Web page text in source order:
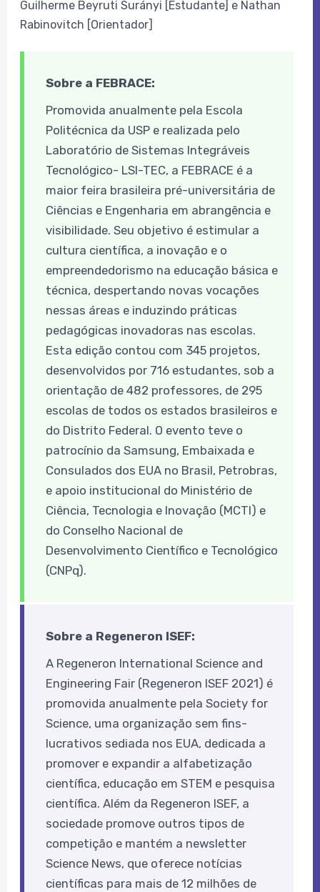
Guilherme Beyruti Surányi [Estudante] e Nathan
Rabinovitch [Orientador]
Sobre a FEBRACE:
Promovida anualmente pela Escola
Politécnica da USP e realizada pelo
Laboratório de Sistemas Integráveis
Tecnológico- LSI-TEC, a FEBRACE é a
maior feira brasileira pré-universitária de
Ciências e Engenharia em abrangência e
visibilidade. Seu objetivo é estimular a
cultura científica, a inovação e o
empreendedorismo na educação básica e
técnica, despertando novas vocações
nessas áreas e induzindo práticas
pedagógicas inovadoras nas escolas.
Esta edição contou com 345 projetos,
desenvolvidos por 716 estudantes, sob a
orientação de 482 professores, de 295
escolas de todos os estados brasileiros e
do Distrito Federal. O evento teve o
patrocínio da Samsung, Embaixada e
Consulados dos EUA no Brasil, Petrobras,
e apoio institucional do Ministério de
Ciência, Tecnologia e Inovação (MCTI) e
do Conselho Nacional de
Desenvolvimento Científico e Tecnológico
(CNPq).
Sobre a Regeneron ISEF:
A Regeneron International Science and
Engineering Fair (Regeneron ISEF 2021) é
promovida anualmente pela Society for
Science, uma organização sem fins-
lucrativos sediada nos EUA, dedicada a
promover e expandir a alfabetização
científica, educação em STEM e pesquisa
científica. Além da Regeneron ISEF, a
sociedade promove outros tipos de
competição e mantém a newsletter
Science News, que oferece notícias
científicas para mais de 12 milhões de